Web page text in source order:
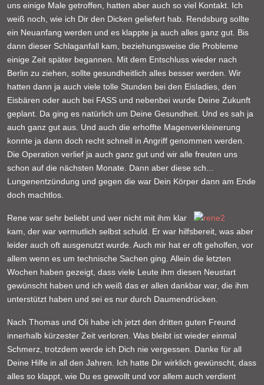
uns einige Male getroffen, hatten aber auch so viel Kontakt. Ich
weiß noch, wie ich Dir den Dicken geliefert hab. Rendsburg sollte
ein Neuanfang werden und es klappte ja auch alles ganz gut. Bis
dann dieser Schlaganfall kam, beziehungsweise die Probleme
einige Zeit später begannen. Mit dem Entschluss wieder nach
Berlin zu ziehen, sollte gesundheitlich alles besser werden. Wir
hatten dann ja auch viele tolle Stunden bei den Eisladies, den
Eisbären oder auch bei FASS und nebenbei wurde Deine Zukunft
geplant. Da ging es natürlich um Deine Gesundheit. Und es sah ja
auch ganz gut aus. Und auch die erhoffte Magenverkleinerung
konnte ja dann doch recht schnell in Angriff genommen werden.
Die Operation verlief ja auch ganz gut und wir alle freuten uns
schon auf die nächsten Monate. Dann aber diese sch...
Lungenentzündung und gegen die war Dein Körper dann am Ende
doch machtlos.
Rene war sehr beliebt und wer nicht mit ihm klar
kam, der war vermutlich selbst schuld. Er war hilfsbereit, was aber
leider auch oft ausgenutzt wurde. Auch mir hat er oft geholfen, vor
allem wenn es um technische Sachen ging. Allein die letzten
Wochen haben gezeigt, dass viele Leute ihm diesen Neustart
gewünscht haben und ich weiß das er allen dankbar war, die ihm
unterstützt haben und sei es nur durch Daumendrücken.
Nach Thomas und Oli habe ich jetzt den dritten guten Freund
innerhalb kürzester Zeit verloren. Was bleibt ist wieder einmal
Schmerz, trotzdem werde ich Dich nie vergessen. Danke für all
Deine Hilfe in all den Jahren. Ich hatte Dir wirklich gewünscht, dass
alles so klappt, wie Du es gewollt und vor allem auch verdient